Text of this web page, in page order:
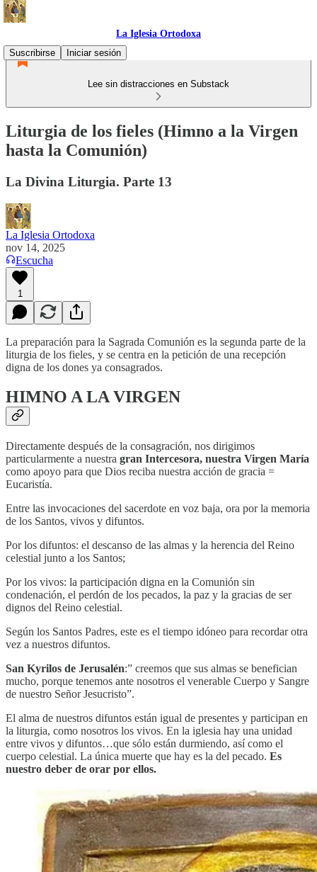
La Iglesia Ortodoxa
Suscribirse
Iniciar sesión
Lee sin distracciones en Substack
Liturgia de los fieles (Himno a la Virgen
hasta la Comunión)
La Divina Liturgia. Parte 13
La Iglesia Ortodoxa
nov 14, 2025
Escucha
1
La preparación para la Sagrada Comunión es la segunda parte de la
liturgia de los fieles, y se centra en la petición de una recepción
digna de los dones ya consagrados.
HIMNO A LA VIRGEN
Directamente después de la consagración, nos dirigimos
particularmente a nuestra gran Intercesora, nuestra Virgen María
como apoyo para que Dios reciba nuestra acción de gracia =
Eucaristía.
Entre las invocaciones del sacerdote en voz baja, ora por la memoria
de los Santos, vivos y difuntos.
Por los difuntos: el descanso de las almas y la herencia del Reino
celestial junto a los Santos;
Por los vivos: la participación digna en la Comunión sin
condenación, el perdón de los pecados, la paz y la gracias de ser
dignos del Reino celestial.
Según los Santos Padres, este es el tiempo idóneo para recordar otra
vez a nuestros difuntos.
San Kyrilos de Jerusalén:” creemos que sus almas se benefician
mucho, porque tenemos ante nosotros el venerable Cuerpo y Sangre
de nuestro Señor Jesucristo”.
El alma de nuestros difuntos están igual de presentes y participan en
la liturgia, como nosotros los vivos. En la iglesia hay una unidad
entre vivos y difuntos…que sólo están durmiendo, así como el
cuerpo celestial. La única muerte que hay es la del pecado. Es
nuestro deber de orar por ellos.